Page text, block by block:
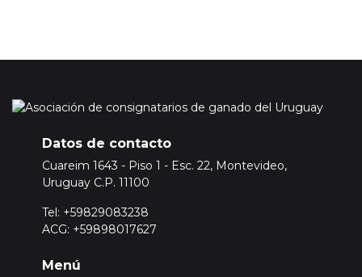
Datos de contacto
Cuareim 1643 - Piso 1 - Esc. 22, Montevideo,
Uruguay C.P. 11100
Tel: +59829083238
ACG: +59898017627
Menú